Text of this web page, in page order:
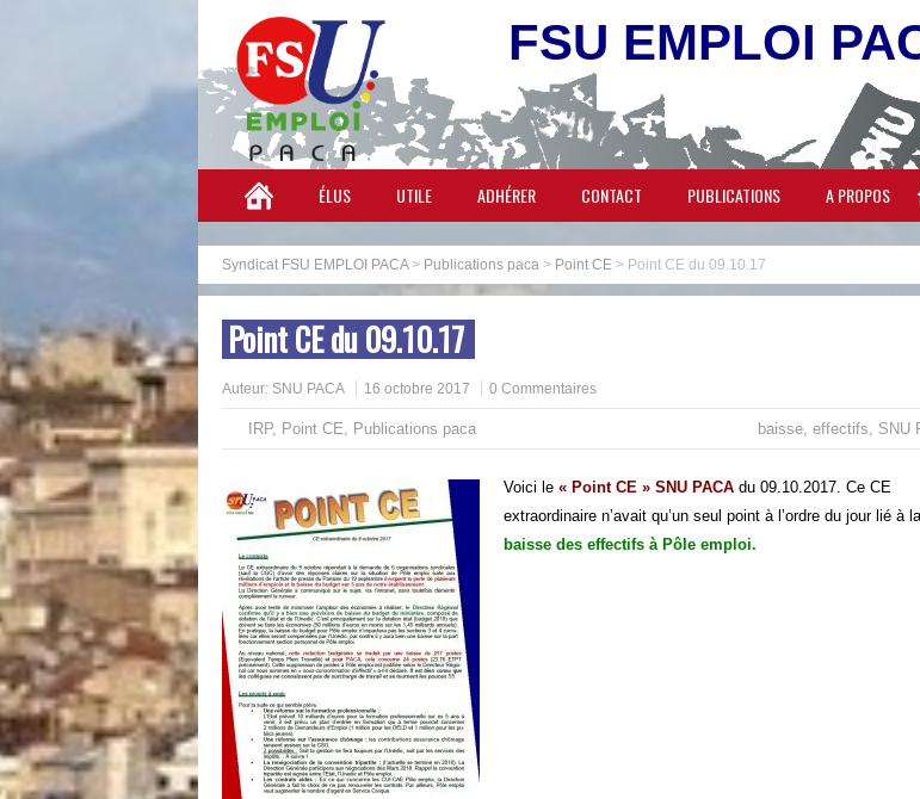
FSU EMPLOI
ÉLUS UTILE ADHÉRER CONTACT PUBLICATIONS A PROPOS
Syndicat FSU EMPLOI PACA> Publications paca > Point CE > Point CE du 09.10.17
Point CE du 09.10.17
Auteur: SNU PACA 16 octobre 2017 0 Commentaires
IRP, Point CE, Publications paca baisse, effectifs, SNU
Voici le « Point CE » SNU PACA du 09.10.2017. Ce CE
extraordinaire n’avait qu’un seul point à l’ordre du jour lié à la
baisse des effectifs à Pôle emploi.